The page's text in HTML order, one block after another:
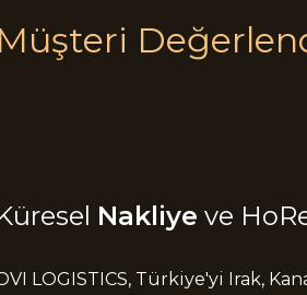
Müşteri
Nakliye ve
LOGISTICS, Türkiye'yi Irak,